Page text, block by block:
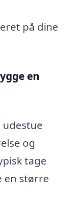
på dine
en
og
tage
en større